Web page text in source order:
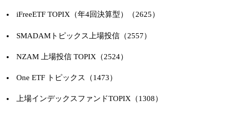
iFreeETF TOPIX（年4回決算型）（2625）
SMADAMトピックス上場投信（2557）
NZAM 上場投信 TOPIX（2524）
One ETF トピックス（1473）
上場インデックスファンドTOPIX（1308）